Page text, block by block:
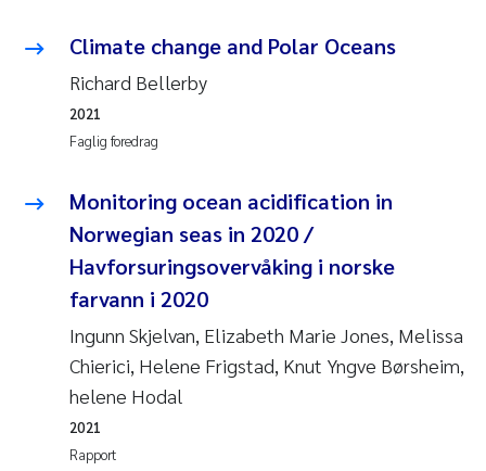
Climate change and Polar Oceans
Richard Bellerby
Faglig foredrag
2021
Monitoring ocean acidification in
Norwegian seas in 2020 /
Havforsuringsovervåking i norske
farvann i 2020
Ingunn Skjelvan, Elizabeth Marie Jones, Melissa
Chierici, Helene Frigstad, Knut Yngve Børsheim,
helene Hodal
Rapport
2021